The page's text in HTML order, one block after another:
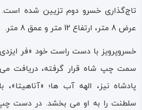
شاهپور دوم و سوم، و همچنین چند
خط پهلوی، کتیبه‌ای مربوط به مراسم
موسیقی با آلات موسیقی چنگ و… از
است که در این مجموعه حک شده‌ و
یادگار مانده است.
تاج‌‌گذاری خسرو دوم تزیین شده است.
عرض 8 متر، ارتفاع 12 متر و عمق 8 متر.
خسروپرویز با دست راست خود «فر ایزدی»
سمت چپ شاه قرار گرفته، دریافت
پادشاه نیز، الهه آب ها؛
سلطنت را به او می بخشد. در دست چپ